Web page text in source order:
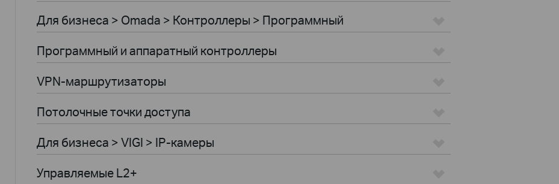
Для бизнеса > Omada > Контроллеры > Программный
Программный и аппаратный контроллеры
VPN-маршрутизаторы
Потолочные точки доступа
Для бизнеса > VIGI > IP-камеры
Управляемые L2+